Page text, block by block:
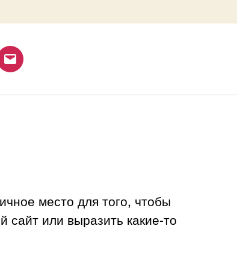
Email
место для того, чтобы
сайт или выразить какие-то